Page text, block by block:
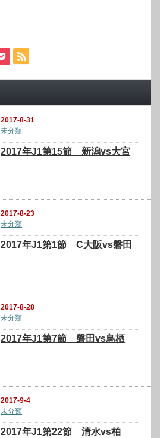
2017-8-31
未分類
2017年J1第15節 新潟vs大宮
2017-8-23
未分類
2017年J1第1節 C大阪vs磐田
2017-8-28
未分類
2017年J1第7節 磐田vs鳥栖
2017-9-4
未分類
2017年J1第22節 清水vs柏